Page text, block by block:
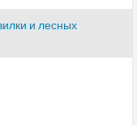
и лесных